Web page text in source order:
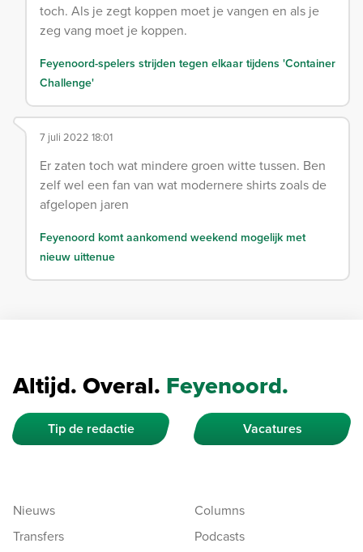
toch. Als je zegt koppen moet je vangen en als je
zeg vang moet je koppen.
Feyenoord-spelers strijden tegen elkaar tijdens 'Container
Challenge'
7 juli 2022 18:01
Er zaten toch wat mindere groen witte tussen. Ben
zelf wel een fan van wat modernere shirts zoals de
afgelopen jaren
Feyenoord komt aankomend weekend mogelijk met
nieuw uittenue
Altijd. Overal. Feyenoord.
Tip de redactie Vacatures
Nieuws
Transfers
Columns
Podcasts